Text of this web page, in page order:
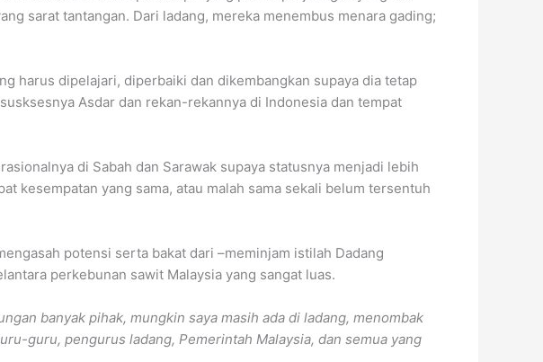
sarat tantangan. Dari ladang, mereka menembus menara gading;
harus dipelajari, diperbaiki dan dikembangkan supaya dia tetap
Asdar dan rekan-rekannya di Indonesia dan tempat
di Sabah dan Sarawak supaya statusnya menjadi lebih
kesempatan yang sama, atau malah sama sekali belum tersentuh
potensi serta bakat dari –meminjam istilah Dadang
perkebunan sawit Malaysia yang sangat luas.
banyak pihak, mungkin saya masih ada di ladang, menombak
guru, pengurus ladang, Pemerintah Malaysia, dan semua yang